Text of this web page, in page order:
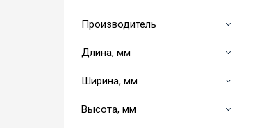
Производитель
Длина, мм
Ширина, мм
Высота, мм